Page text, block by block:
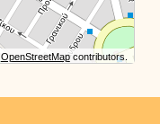
OpenStreetMapcontributors.